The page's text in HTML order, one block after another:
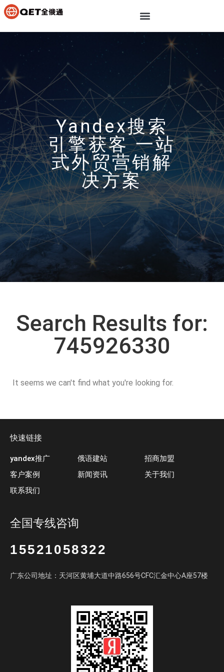
Yandex搜索
引擎获客 一站
式外贸营销解
决方案
Search Results for:
745926330
It seems we can't find what you're looking for.
快速链接
yandex推广
客户案例
联系我们
俄语建站
新闻资讯
招商加盟
关于我们
全国专线咨询
15521058322
广东公司地址：天河区黄埔大道中路656号CFC汇金中心A座57楼